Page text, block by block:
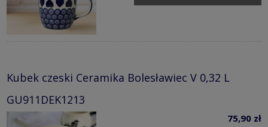
Kubek czeski Ceramika Bolesławiec V 0,32 L
GU911DEK1213
75,90 zł